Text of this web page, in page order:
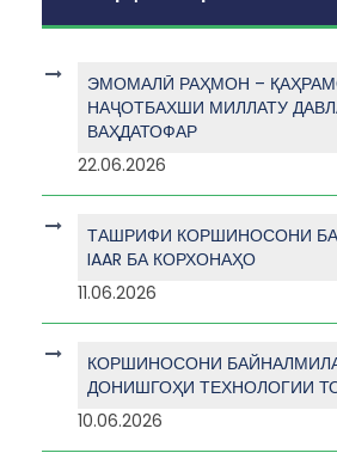
ЭМОМАЛӢ РАҲМОН –
НАҶОТБАХШИ МИЛЛАТУ
ВАҲДАТОФАР
22.06.2026
ТАШРИФИ КОРШИНОСОНИ
IAAR БА КОРХОНАҲО
11.06.2026
КОРШИНОСОНИ
ДОНИШГОҲИ ТЕХНОЛОГИИ
10.06.2026